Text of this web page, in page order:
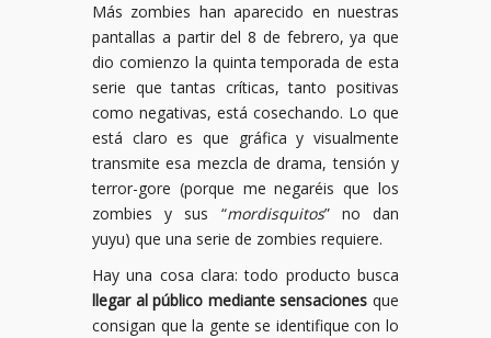
Más zombies han aparecido en nuestras
pantallas a partir del 8 de febrero, ya que
dio comienzo la quinta temporada de esta
serie que tantas críticas, tanto positivas
como negativas, está cosechando. Lo que
está claro es que gráfica y visualmente
transmite esa mezcla de drama, tensión y
terror-gore (porque me negaréis que los
zombies y sus “mordisquitos” no dan
yuyu) que una serie de zombies requiere.
Hay una cosa clara: todo producto busca
llegar al público mediante sensaciones que
consigan que la gente se identifique con lo